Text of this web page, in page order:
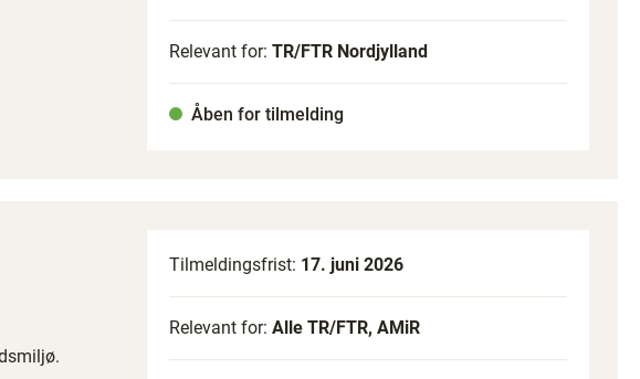
Relevant for: TR/FTR Nordjylland
Åben for tilmelding
Tilmeldingsfrist: 17. juni 2026
Relevant for: Alle TR/FTR, AMiR